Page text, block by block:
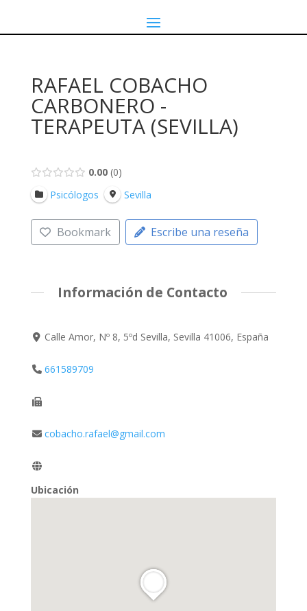
RAFAEL COBACHO
CARBONERO -
TERAPEUTA (SEVILLA)
0.00 0
Psicólogos
Sevilla
Bookmark Escribe una reseña
Información de Contacto
Calle Amor, Nº 8, 5ºd Sevilla, Sevilla 41006, España
661589709
cobacho.rafael@gmail.com
Ubicación